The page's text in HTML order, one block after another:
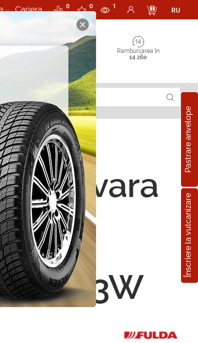
Cariera 0 0 1
RU
Rambursarea în
14 zile
Pastrare anvelope
Înscriere la vulcanizare
de vara
93W